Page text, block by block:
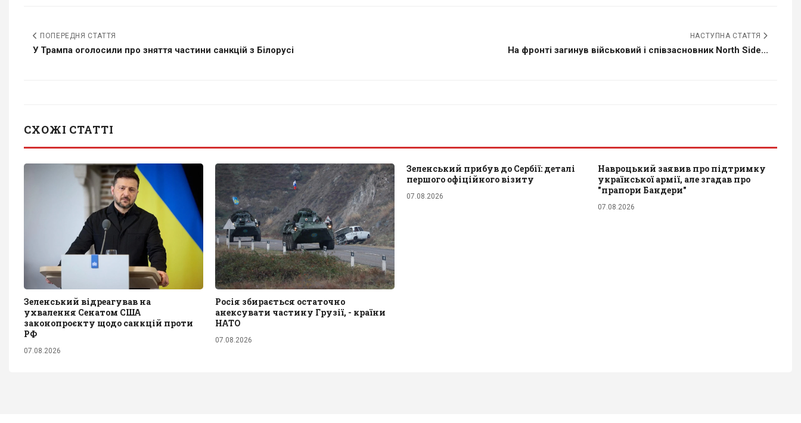
ПОПЕРЕДНЯ СТАТТЯ
У Трампа оголосили про зняття частини санкцій з Білорусі
НАСТУПНА СТАТТЯ
На фронті загинув військовий і співзасновник North Side...
СХОЖІ СТАТТІ
Зеленський відреагував на
ухвалення Сенатом США
законопроєкту щодо санкцій проти
РФ
07.08.2026
Росія збирається остаточно
анексувати частину Грузії, - країни
НАТО
07.08.2026
Зеленський прибув до Сербії: деталі
першого офіційного візиту
07.08.2026
Навроцький заявив про підтримку
української армії, але згадав про
"прапори Бандери"
07.08.2026